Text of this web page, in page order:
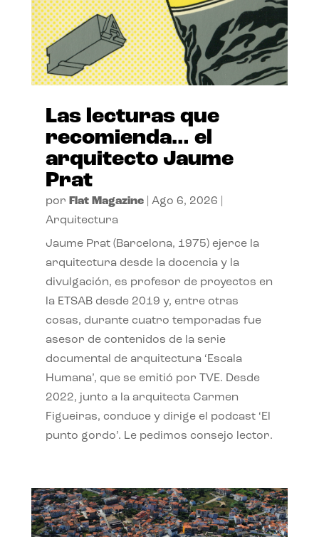
Las lecturas que
recomienda… el
arquitecto Jaume
Prat
por Flat Magazine| Ago 6, 2026
Arquitectura
Jaume Prat (Barcelona, 1975) ejerce la
arquitectura desde la docencia y la
divulgación, es profesor de proyectos en
la ETSAB desde 2019 y, entre otras
cosas, durante cuatro temporadas fue
asesor de contenidos de la serie
documental de arquitectura ‘Escala
Humana’, que se emitió por TVE. Desde
2022, junto a la arquitecta Carmen
Figueiras, conduce y dirige el podcast ‘El
punto gordo’. Le pedimos consejo lector.